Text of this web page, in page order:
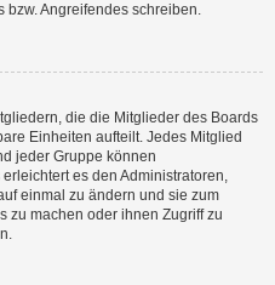
Angreifendes schreiben.
die die Mitglieder des Boards
Einheiten aufteilt. Jedes Mitglied
jeder Gruppe können
es den Administratoren,
einmal zu ändern und sie zum
zu machen oder ihnen Zugriff zu